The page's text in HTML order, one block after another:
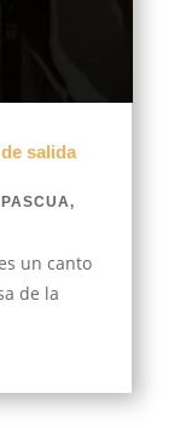
salida
,
un canto
de la